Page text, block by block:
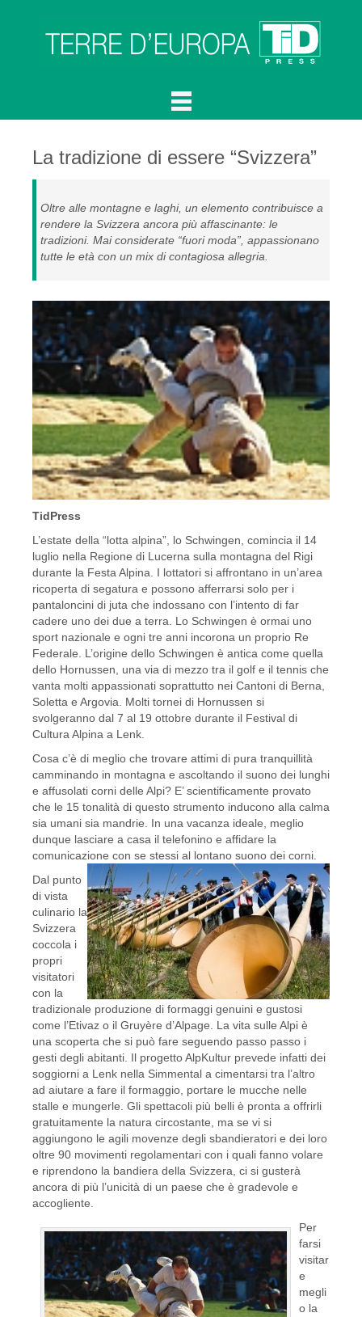
La tradizione di essere “Svizzera”
Oltre alle montagne e laghi, un elemento contribuisce a
rendere la Svizzera ancora più affascinante: le
tradizioni. Mai considerate “fuori moda”, appassionano
tutte le età con un mix di contagiosa allegria.
TidPress
L’estate della “lotta alpina”, lo Schwingen, comincia il 14
luglio nella Regione di Lucerna sulla montagna del Rigi
durante la Festa Alpina. I lottatori si affrontano in un’area
ricoperta di segatura e possono afferrarsi solo per i
pantaloncini di juta che indossano con l’intento di far
cadere uno dei due a terra. Lo Schwingen è ormai uno
sport nazionale e ogni tre anni incorona un proprio Re
Federale. L’origine dello Schwingen è antica come quella
dello Hornussen, una via di mezzo tra il golf e il tennis che
vanta molti appassionati soprattutto nei Cantoni di Berna,
Soletta e Argovia. Molti tornei di Hornussen si
svolgeranno dal 7 al 19 ottobre durante il Festival di
Cultura Alpina a Lenk.
Cosa c’è di meglio che trovare attimi di pura tranquillità
camminando in montagna e ascoltando il suono dei lunghi
e affusolati corni delle Alpi? E’ scientificamente provato
che le 15 tonalità di questo strumento inducono alla calma
sia umani sia mandrie. In una vacanza ideale, meglio
dunque lasciare a casa il telefonino e affidare la
comunicazione con se stessi al lontano suono dei corni.
Dal punto
di vista
culinario la
Svizzera
coccola i
propri
visitatori
con la
tradizionale produzione di formaggi genuini e gustosi
come l’Etivaz o il Gruyère d’Alpage. La vita sulle Alpi è
una scoperta che si può fare seguendo passo passo i
gesti degli abitanti. Il progetto AlpKultur prevede infatti dei
soggiorni a Lenk nella Simmental a cimentarsi tra l’altro
ad aiutare a fare il formaggio, portare le mucche nelle
stalle e mungerle. Gli spettacoli più belli è pronta a offrirli
gratuitamente la natura circostante, ma se vi si
aggiungono le agili movenze degli sbandieratori e dei loro
oltre 90 movimenti regolamentari con i quali fanno volare
e riprendono la bandiera della Svizzera, ci si gusterà
ancora di più l’unicità di un paese che è gradevole e
accogliente.
Per
farsi
visitar
e
megli
o la